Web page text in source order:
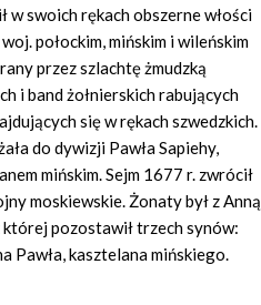
w swoich rękach obszerne włości
połockim, mińskim i wileńskim
przez szlachtę żmudzką
i band żołnierskich rabujących
się w rękach szwedzkich.
do dywizji Pawła Sapiehy,
mińskim. Sejm 1677 r. zwrócił
moskiewskie. Żonaty był z Anną
której pozostawił trzech synów:
Pawła, kasztelana mińskiego.